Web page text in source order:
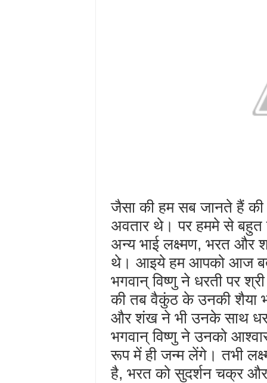
जैसा की हम सब जानते हैं की
अवतार थे। पर हममे से बहुत
अन्य भाई लक्ष्मण, भरत
थे। आइये हम आपको आज
भगवान् विष्णु ने धरती पर
की तब वैकुंठ के उनकी शैया
और शंख ने भी उनके साथ
भगवान् विष्णु ने उनको
रूप में ही जन्म लेंगे। तभी
है, भरत को सुदर्शन चक्र